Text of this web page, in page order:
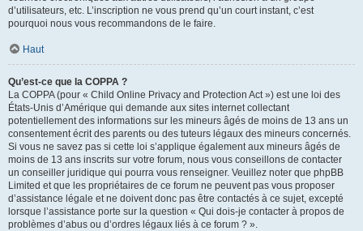
d’utilisateurs, etc. L’inscription ne vous prend qu’un court instant, c’est
pourquoi nous vous recommandons de le faire.
Haut
Qu’est-ce que la COPPA ?
La COPPA (pour « Child Online Privacy and Protection Act ») est une loi des
États-Unis d’Amérique qui demande aux sites internet collectant
potentiellement des informations sur les mineurs âgés de moins de 13 ans un
consentement écrit des parents ou des tuteurs légaux des mineurs concernés.
Si vous ne savez pas si cette loi s’applique également aux mineurs âgés de
moins de 13 ans inscrits sur votre forum, nous vous conseillons de contacter
un conseiller juridique qui pourra vous renseigner. Veuillez noter que phpBB
Limited et que les propriétaires de ce forum ne peuvent pas vous proposer
d’assistance légale et ne doivent donc pas être contactés à ce sujet, excepté
lorsque l’assistance porte sur la question « Qui dois-je contacter à propos de
problèmes d’abus ou d’ordres légaux liés à ce forum ? ».